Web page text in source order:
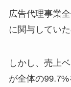
広告代理事業
に関与していた
しかし、売上
が全体の99.7%